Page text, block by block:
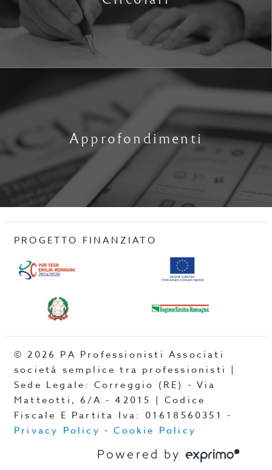
Approfondimenti
PROGETTO FINANZIATO
© 2026 PA Professionisti Associati
società semplice tra professionisti |
Sede Legale: Correggio (RE) - Via
Matteotti, 6/A - 42015 | Codice
Fiscale E Partita Iva: 01618560351 -
Privacy Policy -Cookie Policy
Powered by